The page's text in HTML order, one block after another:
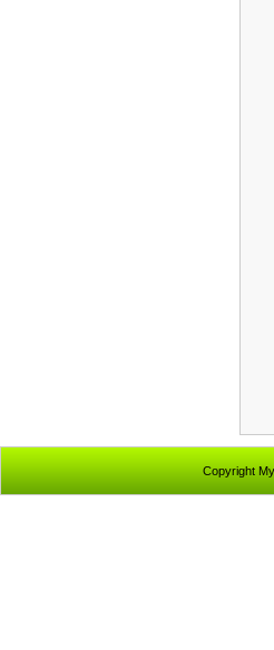
Copyright